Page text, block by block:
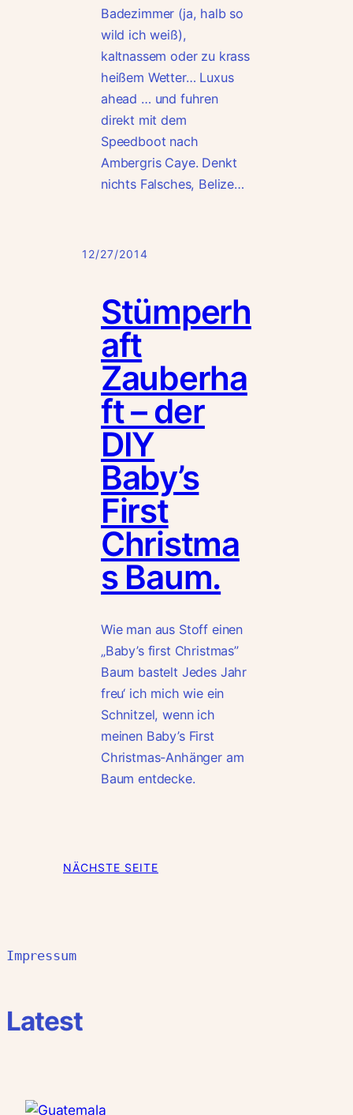
Badezimmer (ja, halb so
wild ich weiß),
kaltnassem oder zu krass
heißem Wetter… Luxus
ahead … und fuhren
direkt mit dem
Speedboot nach
Ambergris Caye. Denkt
nichts Falsches, Belize…
12/27/2014
Stümperh
aft
Zauberha
ft – der
DIY
Baby’s
First
Christma
s Baum.
Wie man aus Stoff einen
„Baby’s first Christmas”
Baum bastelt Jedes Jahr
freu‘ ich mich wie ein
Schnitzel, wenn ich
meinen Baby’s First
Christmas-Anhänger am
Baum entdecke.
NÄCHSTE SEITE
Impressum
Latest